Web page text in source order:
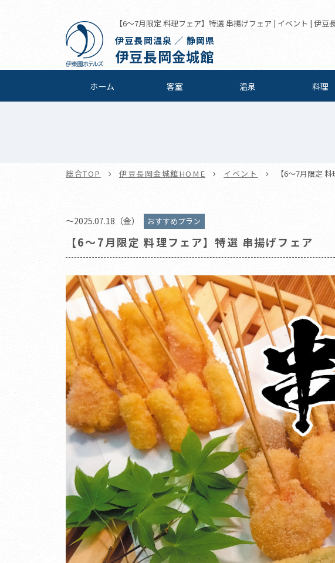
【6～7月限定 料理フェア】特選 串揚げフェア | イベント | 伊豆
伊豆長岡温泉 ／ 静岡県
伊豆長岡金城館
ホーム 客室 温泉 料理
総合TOP 伊豆長岡金城館HOME イベント 【6～7月限定
～2025.07.18（金） おすすめプラン
【6～7月限定 料理フェア】特選 串揚げフェア